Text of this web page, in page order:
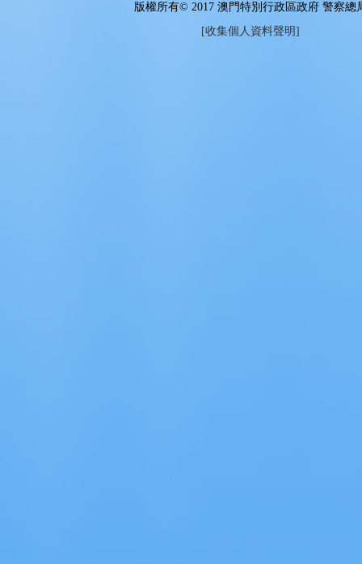
版權所有© 2017 澳門特別行政區政府 警察總
[收集個人資料聲明]